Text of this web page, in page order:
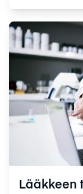
Lääkkeen